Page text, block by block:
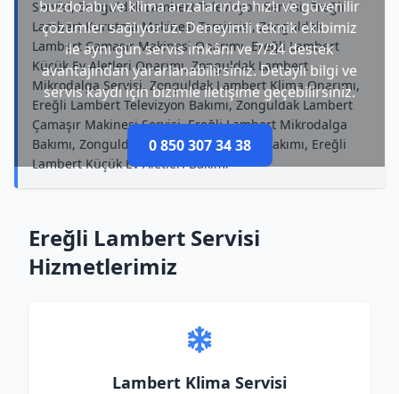
buzdolabı ve klima arızalarında hızlı ve güvenilir
çözümler sağlıyoruz. Deneyimli teknik ekibimiz
ile aynı gün servis imkânı ve 7/24 destek
avantajından yararlanabilirsiniz. Detaylı bilgi ve
servis kaydı için bizimle iletişime geçebilirsiniz.
0 850 307 34 38
Servisi, Zonguldak Lambert Televizyon Servisi, Ereğli
Lambert Kurutma Makinesi Tamircisi, Zonguldak
Lambert Çamaşır Makinesi Onarımı, Ereğli Lambert
Küçük Ev Aletleri Onarımı, Zonguldak Lambert
Mikrodalga Servisi, Zonguldak Lambert Klima Onarımı,
Ereğli Lambert Televizyon Bakımı, Zonguldak Lambert
Çamaşır Makinesi Servisi, Ereğli Lambert Mikrodalga
Bakımı, Zonguldak Lambert Televizyon Bakımı, Ereğli
Lambert Küçük Ev Aletleri Bakımı
Ereğli Lambert Servisi
Hizmetlerimiz
Lambert Klima Servisi